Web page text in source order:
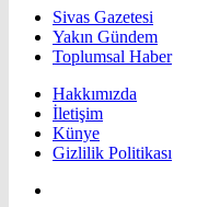
Sivas Gazetesi
Yakın Gündem
Toplumsal Haber
Hakkımızda
İletişim
Künye
Gizlilik Politikası